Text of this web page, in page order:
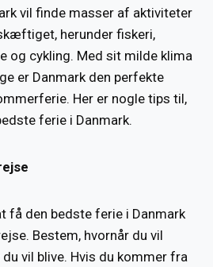
vil finde masser af aktiviteter
herunder fiskeri,
og cykling. Med sit milde klima
er Danmark den perfekte
Her er nogle tips til,
ferie i Danmark.
få den bedste ferie i Danmark
Bestem, hvornår du vil
vil blive. Hvis du kommer fra